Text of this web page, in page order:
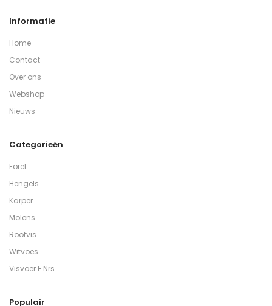
Informatie
Home
Contact
Over ons
Webshop
Nieuws
Categorieën
Forel
Hengels
Karper
Molens
Roofvis
Witvoes
Visvoer E Nrs
Populair